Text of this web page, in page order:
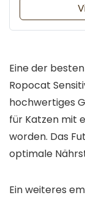
Eine der
Ropocat
hochwertiges
für Katzen mit
worden. Das
optimale
Ein weiteres